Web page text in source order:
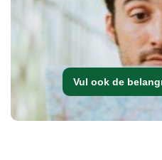
Vul ook de